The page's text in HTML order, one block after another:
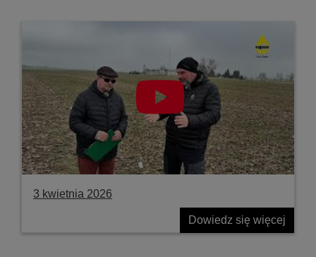
3 kwietnia 2026
Dowiedz się więcej